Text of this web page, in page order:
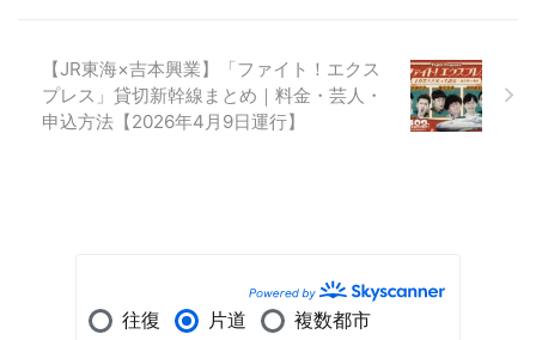
【JR東海×吉本興業】「ファイト！エクス
プレス」貸切新幹線まとめ｜料金・芸人・
申込方法【2026年4月9日運行】